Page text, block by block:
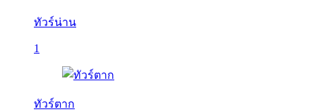
ทัวร์น่าน
1
ทัวร์ตาก